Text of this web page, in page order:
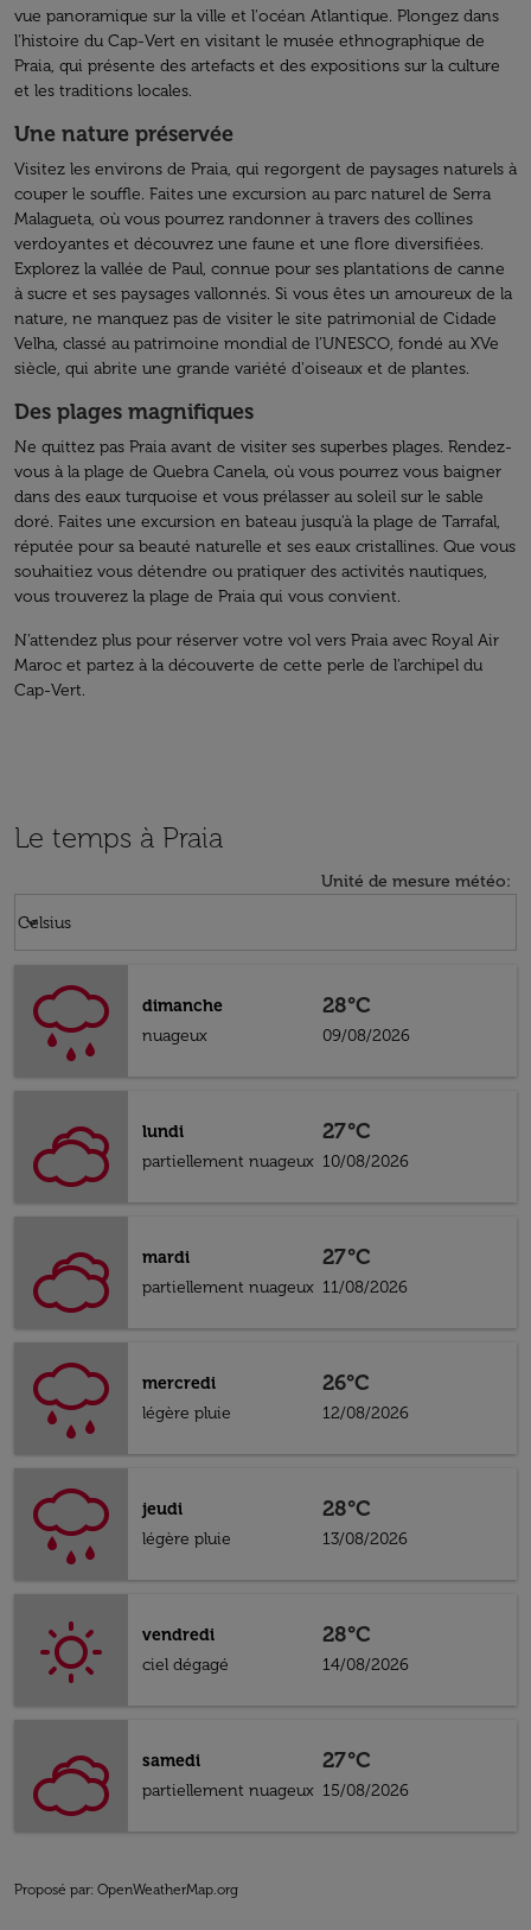
vue panoramique sur la ville et l'océan Atlantique. Plongez dans
l'histoire du Cap-Vert en visitant le musée ethnographique de
Praia, qui présente des artefacts et des expositions sur la culture
et les traditions locales.
Une nature préservée
Visitez les environs de Praia, qui regorgent de paysages naturels à
couper le souffle. Faites une excursion au parc naturel de Serra
Malagueta, où vous pourrez randonner à travers des collines
verdoyantes et découvrez une faune et une flore diversifiées.
Explorez la vallée de Paul, connue pour ses plantations de canne
à sucre et ses paysages vallonnés. Si vous êtes un amoureux de la
nature, ne manquez pas de visiter le site patrimonial de Cidade
Velha, classé au patrimoine mondial de l’UNESCO, fondé au XVe
siècle, qui abrite une grande variété d'oiseaux et de plantes.
Des plages magnifiques
Ne quittez pas Praia avant de visiter ses superbes plages. Rendez-
vous à la plage de Quebra Canela, où vous pourrez vous baigner
dans des eaux turquoise et vous prélasser au soleil sur le sable
doré. Faites une excursion en bateau jusqu'à la plage de Tarrafal,
réputée pour sa beauté naturelle et ses eaux cristallines. Que vous
souhaitiez vous détendre ou pratiquer des activités nautiques,
vous trouverez la plage de Praia qui vous convient.
N’attendez plus pour réserver votre vol vers Praia avec Royal Air
Maroc et partez à la découverte de cette perle de l'archipel du
Cap-Vert.
Le temps à Praia
Unité de mesure météo:
Celsius
keyboard_arrow_down
dimanche
nuageux
28°C
09/08/2026
lundi
partiellement nuageux
27°C
10/08/2026
mardi
partiellement nuageux
27°C
11/08/2026
mercredi
légère pluie
26°C
12/08/2026
jeudi
légère pluie
28°C
13/08/2026
vendredi
ciel dégagé
28°C
14/08/2026
samedi
partiellement nuageux
27°C
15/08/2026
Proposé par: OpenWeatherMap.org